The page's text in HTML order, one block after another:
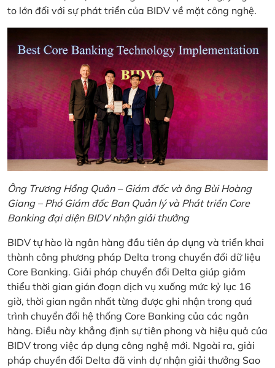
to lớn đối với sự phát triển của BIDV về mặt công nghệ.
Ông Trương Hồng Quân – Giám đốc và ông Bùi Hoàng
Giang – Phó Giám đốc Ban Quản lý và Phát triển Core
Banking đại diện BIDV nhận giải thưởng
BIDV tự hào là ngân hàng đầu tiên áp dụng và triển khai
thành công phương pháp Delta trong chuyển đổi dữ liệu
Core Banking. Giải pháp chuyển đổi Delta giúp giảm
thiểu thời gian gián đoạn dịch vụ xuống mức kỷ lục 16
giờ, thời gian ngắn nhất từng được ghi nhận trong quá
trình chuyển đổi hệ thống Core Banking của các ngân
hàng. Điều này khẳng định sự tiên phong và hiệu quả của
BIDV trong việc áp dụng công nghệ mới. Ngoài ra, giải
pháp chuyển đổi Delta đã vinh dự nhận giải thưởng Sao